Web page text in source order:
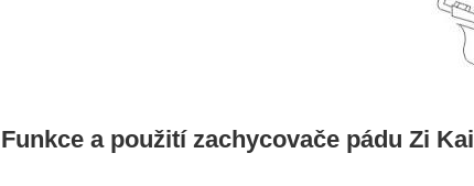
Funkce a použití zachycovače pádu Zi Kai